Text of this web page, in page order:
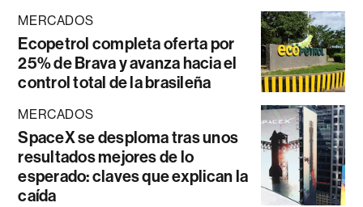
MERCADOS
Ecopetrol completa oferta por
25% de Brava y avanza hacia el
control total de la brasileña
MERCADOS
SpaceX se desploma tras unos
resultados mejores de lo
esperado: claves que explican la
caída